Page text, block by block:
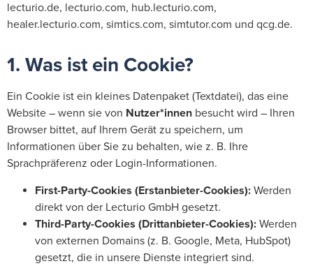
lecturio.de, lecturio.com, hub.lecturio.com,
healer.lecturio.com, simtics.com, simtutor.com und qcg.de.
1. Was ist ein Cookie?
Ein Cookie ist ein kleines Datenpaket (Textdatei), das eine
Website – wenn sie von Nutzer*innen besucht wird – Ihren
Browser bittet, auf Ihrem Gerät zu speichern, um
Informationen über Sie zu behalten, wie z. B. Ihre
Sprachpräferenz oder Login-Informationen.
First-Party-Cookies (Erstanbieter-Cookies): Werden
direkt von der Lecturio GmbH gesetzt.
Third-Party-Cookies (Drittanbieter-Cookies): Werden
von externen Domains (z. B. Google, Meta, HubSpot)
gesetzt, die in unsere Dienste integriert sind.